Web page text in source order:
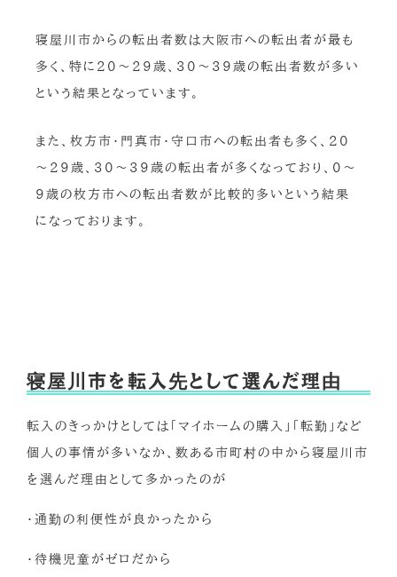
寝屋川市からの転出者数は大阪市への転出者が最も
多く、特に20～29歳、30～39歳の転出者数が多い
という結果となっています。
また、枚方市・門真市・守口市への転出者も多く、20
～29歳、30～39歳の転出者が多くなっており、0～
9歳の枚方市への転出者数が比較的多いという結果
になっております。
寝屋川市を転入先として選んだ理由
転入のきっかけとしては「マイホームの購入」「転勤」など
個人の事情が多いなか、数ある市町村の中から寝屋川市
を選んだ理由として多かったのが
・通勤の利便性が良かったから
・待機児童がゼロだから